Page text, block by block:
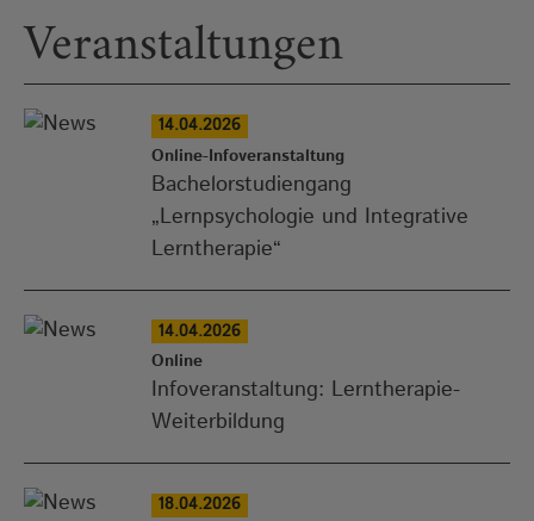
Veranstaltungen
14.04.2026
Online-Infoveranstaltung
Bachelorstudiengang
„Lernpsychologie und Integrative
Lerntherapie“
14.04.2026
Online
Infoveranstaltung: Lerntherapie-
Weiterbildung
18.04.2026